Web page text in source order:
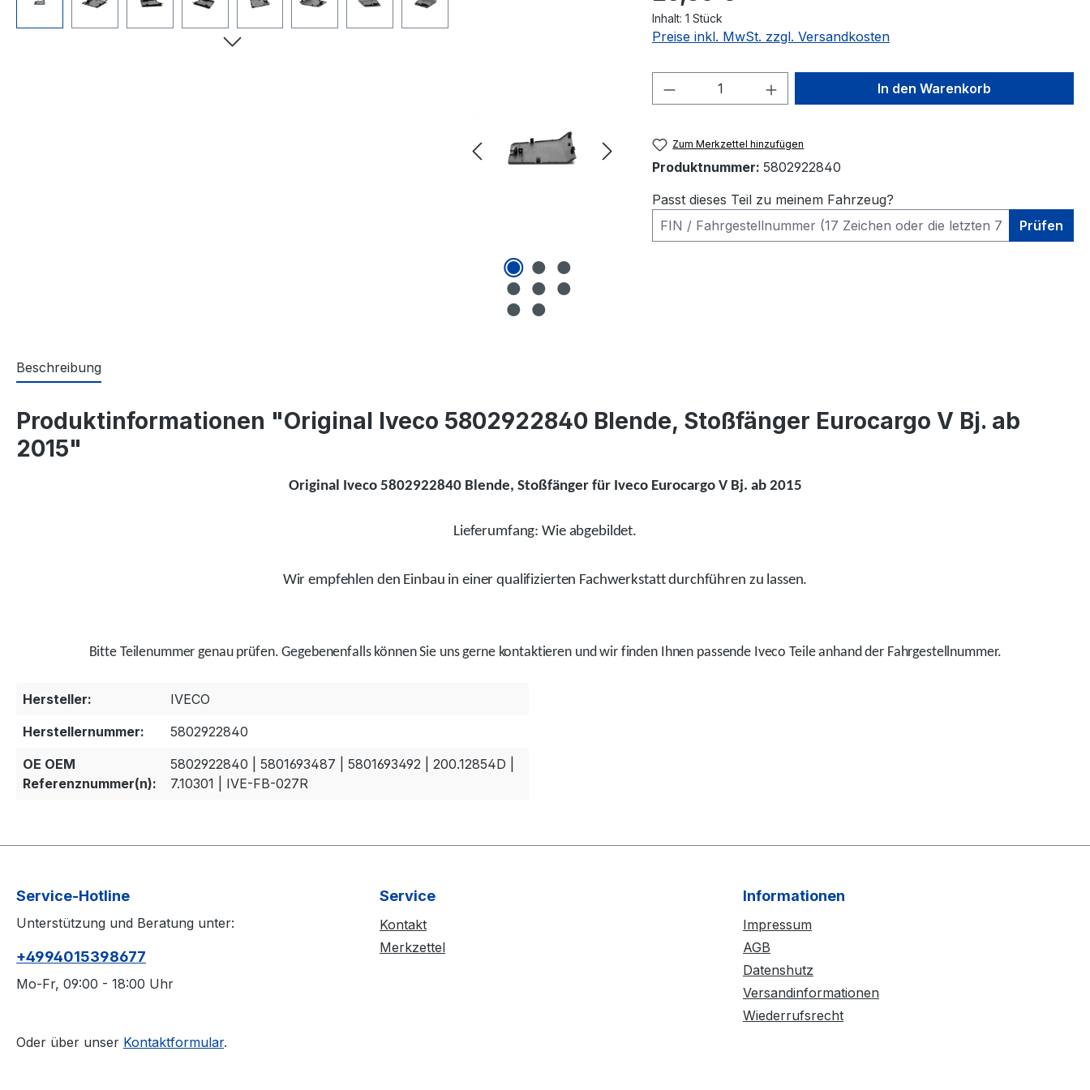
Inhalt: 1 Stück
Preise inkl. MwSt. zzgl. Versandkosten
Produkt Anzahl: Gib den gewünschten Wert
In den Warenkorb
Zum Merkzettel hinzufügen
Produktnummer: 5802922840
Passt dieses Teil zu meinem Fahrzeug?
Prüfen
Beschreibung
Produktinformationen "Original Iveco 5802922840 Blende, Stoßfänger Eurocargo V Bj. ab
2015"
Original Iveco 5802922840 Blende, Stoßfänger für Iveco Eurocargo V Bj. ab 2015
Lieferumfang: Wie abgebildet.
Wir empfehlen den Einbau in einer qualifizierten Fachwerkstatt durchführen zu lassen.
Bitte Teilenummer genau prüfen.Gegebenenfallskönnen Sie uns gerne kontaktieren und wir findenIhnen passende Iveco Teile anhand der Fahrgestellnummer.
Hersteller:
IVECO
Herstellernummer:
5802922840
OE OEM
Referenznummer(n):
5802922840 | 5801693487 | 5801693492 | 200.12854D |
7.10301 | IVE-FB-027R
Service-Hotline
Unterstützung und Beratung unter:
+4994015398677
Mo-Fr, 09:00 - 18:00 Uhr
Oder über unser Kontaktformular.
Service
Kontakt
Merkzettel
Informationen
Impressum
AGB
Datenshutz
Versandinformationen
Wiederrufsrecht